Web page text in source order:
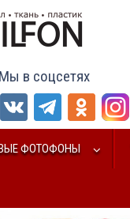
Мы в соцсетях
ФОТОФОНЫ